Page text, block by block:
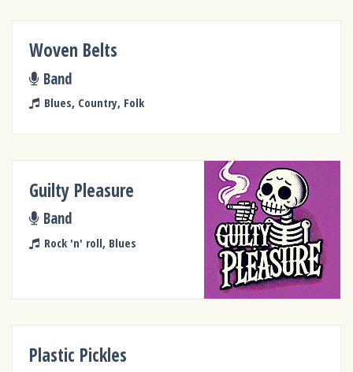
Woven Belts
Band
Blues, Country, Folk
Guilty Pleasure
Band
Rock 'n' roll, Blues
Plastic Pickles